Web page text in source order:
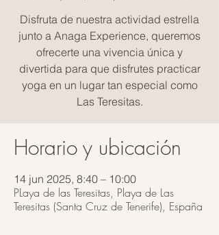
Disfruta de nuestra actividad estrella
junto a Anaga Experience, queremos
ofrecerte una vivencia única y
divertida para que disfrutes practicar
yoga en un lugar tan especial como
Las Teresitas.
Horario y ubicación
14 jun 2025, 8:40 – 10:00
PLaya de las Teresitas, Playa de Las
Teresitas (Santa Cruz de Tenerife), España